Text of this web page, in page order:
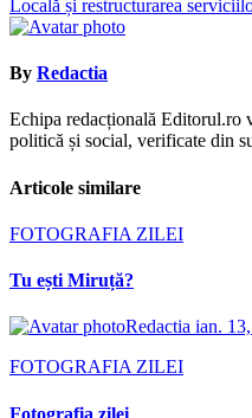
articole
Locală și restructurarea
By Redactia
Echipa redacțională Editorul.ro
politică și social, verificate din
Articole similare
FOTOGRAFIA ZILEI
Tu ești Miruță?
Redactia ian.
FOTOGRAFIA ZILEI
Fotografia zilei